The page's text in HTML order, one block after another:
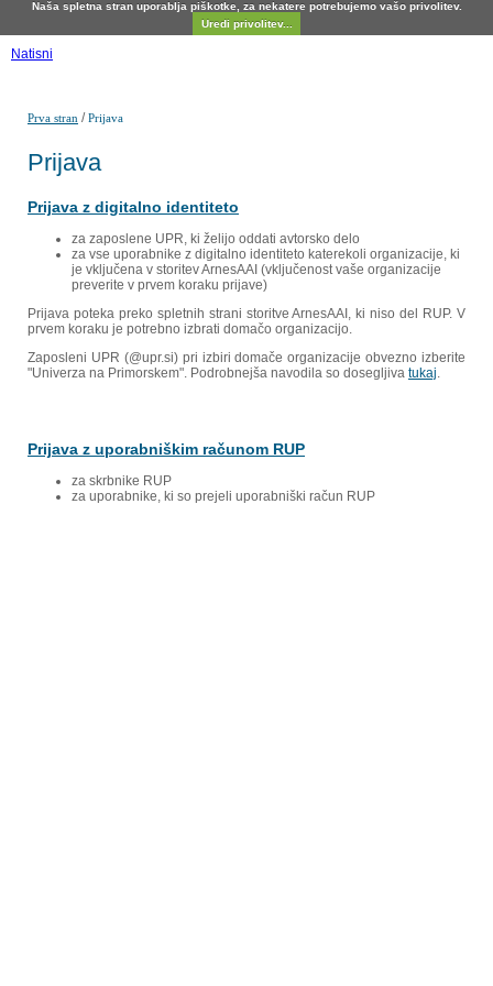
Naša spletna stran uporablja piškotke, za nekatere potrebujemo vašo privolitev.
Uredi privolitev...
Natisni
Prva stran /Prijava
Prijava
Prijava z digitalno identiteto
za zaposlene UPR, ki želijo oddati avtorsko delo
za vse uporabnike z digitalno identiteto katerekoli organizacije, ki
je vključena v storitev ArnesAAI (vključenost vaše organizacije
preverite v prvem koraku prijave)
Prijava poteka preko spletnih strani storitve ArnesAAI, ki niso del RUP. V
prvem koraku je potrebno izbrati domačo organizacijo.
Zaposleni UPR (@upr.si) pri izbiri domače organizacije obvezno izberite
"Univerza na Primorskem". Podrobnejša navodila so dosegljiva tukaj
Prijava z uporabniškim računom RUP
za skrbnike RUP
za uporabnike, ki so prejeli uporabniški račun RUP